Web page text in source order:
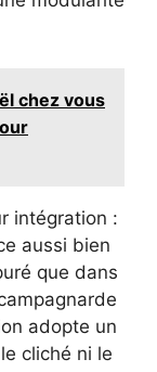
chez vous
intégration :
aussi bien
que dans
adopte un
cliché ni le